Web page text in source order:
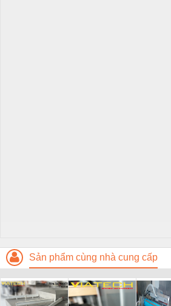
Sản phẩm cùng nhà cung cấp